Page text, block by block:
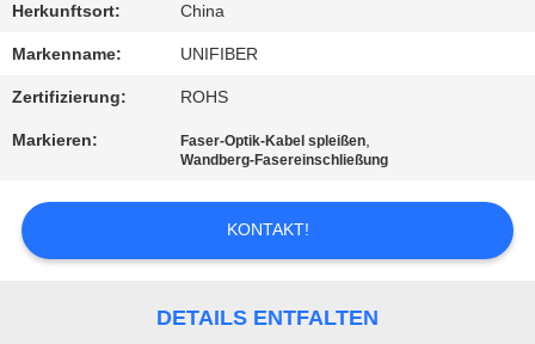
MIT
UNS
IN
VERBINDUNG
NACHRICHTEN
Herkunftsort: China
Markenname: UNIFIBER
Zertifizierung: ROHS
Markieren: Faser-Optik-Kabel spleißen,
Wandberg-Fasereinschließung
KONTAKT!
DETAILS ENTFALTEN